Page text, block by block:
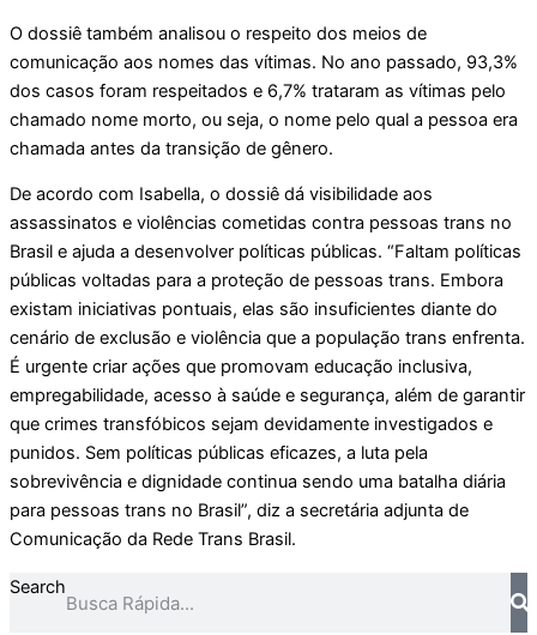
O dossiê também analisou o respeito dos meios de
comunicação aos nomes das vítimas. No ano passado, 93,3%
dos casos foram respeitados e 6,7% trataram as vítimas pelo
chamado nome morto, ou seja, o nome pelo qual a pessoa era
chamada antes da transição de gênero.
De acordo com Isabella, o dossiê dá visibilidade aos
assassinatos e violências cometidas contra pessoas trans no
Brasil e ajuda a desenvolver políticas públicas. “Faltam políticas
públicas voltadas para a proteção de pessoas trans. Embora
existam iniciativas pontuais, elas são insuficientes diante do
cenário de exclusão e violência que a população trans enfrenta.
É urgente criar ações que promovam educação inclusiva,
empregabilidade, acesso à saúde e segurança, além de garantir
que crimes transfóbicos sejam devidamente investigados e
punidos. Sem políticas públicas eficazes, a luta pela
sobrevivência e dignidade continua sendo uma batalha diária
para pessoas trans no Brasil”, diz a secretária adjunta de
Comunicação da Rede Trans Brasil.
Search